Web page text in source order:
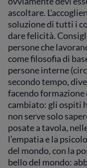
ascoltare.
soluzione di tutti i
dare felicità.
persone che
come filosofia di
persone interne
secondo tempo,
facendo
cambiato: gli ospiti
non serve solo
posate a tavola,
l’empatia e la
del mondo, con la
bello del mondo: